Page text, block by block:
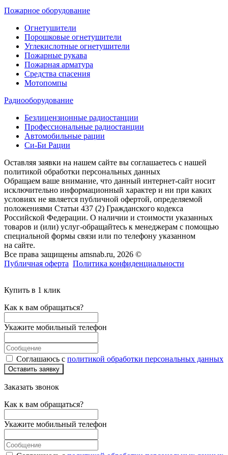
Пожарное оборудование
Огнетушители
Порошковые огнетушители
Углекислотные огнетушители
Пожарные рукава
Пожарная арматура
Средства спасения
Мотопомпы
Радиооборудование
Безлицензионные радиостанции
Профессиональные радиостанции
Автомобильные рации
Си-Би Рации
Оставляя заявки на нашем сайте вы соглашаетесь с нашей
политикой обработки персональных данных
Обращаем ваше внимание, что данный интернет-сайт носит
исключительно информационный характер и ни при каких
условиях не является публичной офертой, определяемой
положениями Статьи 437 (2) Гражданского кодекса
Российской Федерации. О наличии и стоимости указанных
товаров и (или) услуг-обращайтесь к менеджерам с помощью
специальной формы связи или по телефону указанном
на сайте.
Все права защищены amsnab.ru, 2026 ©
Публичная оферта Политика конфиденциальности
Купить в 1 клик
Как к вам обращаться?
Укажите мобильный телефон
Соглашаюсь с политикой обработки персональных данных
Оставить заявку
Заказать звонок
Как к вам обращаться?
Укажите мобильный телефон